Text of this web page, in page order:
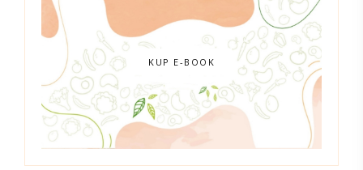
KUP E-BOOK